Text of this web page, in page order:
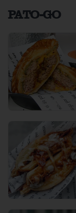
PATO-GO